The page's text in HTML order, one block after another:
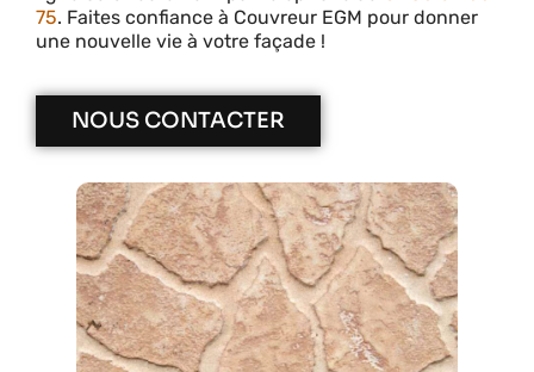
75. Faites confiance à Couvreur EGM pour donner
une nouvelle vie à votre façade !
NOUS CONTACTER